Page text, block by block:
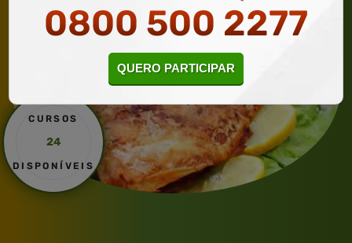
CURSOS
24
DISPONÍVEIS
0800 500 2277
QUERO PARTICIPAR